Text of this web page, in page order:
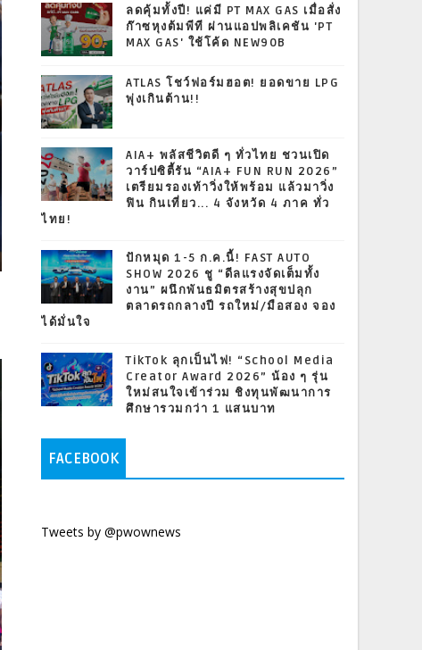
ลดคุ้มทั้งปี! แค่มี PT MAX GAS เมื่อสั่ง
ก๊าซหุงต้มพีที ผ่านแอปพลิเคชัน 'PT
MAX GAS' ใช้โค้ด NEW90B
ATLAS โชว์ฟอร์มฮอต! ยอดขาย LPG
พุ่งเกินต้าน!!
AIA+ พลัสชีวิตดี ๆ ทั่วไทย ชวนเปิด
วาร์ปซิตี้รัน “AIA+ FUN RUN 2026”
เตรียมรองเท้าวิ่งให้พร้อม แล้วมาวิ่ง
ฟิน กินเที่ยว... 4 จังหวัด 4 ภาค ทั่ว
ไทย!
ปักหมุด 1-5 ก.ค.นี้! FAST AUTO
SHOW 2026 ชู “ดีลแรงจัดเต็มทั้ง
งาน” ผนึกพันธมิตรสร้างสุขปลุก
ตลาดรถกลางปี รถใหม่/มือสอง จอง
ได้มั่นใจ
TikTok ลุกเป็นไฟ! “School Media
Creator Award 2026” น้อง ๆ รุ่น
ใหม่สนใจเข้าร่วม ชิงทุนพัฒนาการ
ศึกษารวมกว่า 1 แสนบาท
FACEBOOK
Tweets by @pwownews